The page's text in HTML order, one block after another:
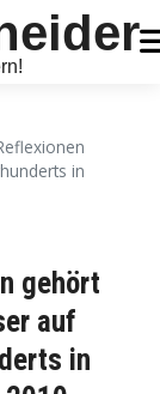
in
gehört
auf
in